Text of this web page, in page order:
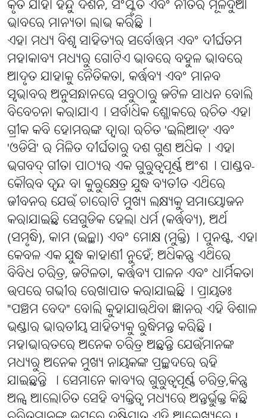
କୃତି ଯାହା ହିନ୍ଦୁ ଦର୍ଶନ, ସଂସ୍କୃତି ଏବଂ ନୀତିର ମୂଳଦୁଆ
ଭାବରେ ମାନ୍ୟତା ଲାଭ କରିଛି୤
ଏହା ମଧ୍ୟ ବିଶ୍ୱ ସାହିତ୍ୟର ସର୍ବୋତ୍ତମ ଏବଂ ଦୀର୍ଘତମ
ମହାକାବ୍ୟ ମଧ୍ୟରୁ ଗୋଟିଏ ଭାବରେ ବହୁଳ ଭାବରେ
ଆଦୃତ ଯାହାକୁ ନୈତିକତା, କର୍ତ୍ତବ୍ୟ ଏବଂ ମାନବ
ସ୍ୱଭାବର ଅନୁସନ୍ଧାନରେ ସବୁଠାରୁ ଜଟିଳ ସାଧନ ବୋଲି
ବିବେଚନା କରାଯାଏ୤ ସର୍ବାଧିକ ଶ୍ଳୋକରେ ରଚିତ ଏହା
ଗ୍ରୀକ କବି ହୋମରଙ୍କ ଦ୍ୱାରା ରଚିତ 'ଇଲିଆଡ୍' ଏବଂ
'ଓଡିସି' ର ମିଳିତ ଦୀର୍ଘତାରୁ ଦଶ ଗୁଣ ଅଧିକ୤ ଏହା
ଭଗବଦ୍ ଗୀତା ପାଠ୍ୟର ଏକ ଗୁରୁତ୍ୱପୂର୍ଣ୍ଣ ଅଂଶ୤ ପାଣ୍ଡବ-
କୌରବ ଦ୍ୱନ୍ଦ ବା କୁରୁକ୍ଷେତ୍ର ଯୁଦ୍ଧ ବ୍ୟତୀତ ଏଥିରେ
ଜୀବନର ଯେଉଁ ଚାରୋଟି ମୁଖ୍ୟ ଲକ୍ଷ୍ୟକୁ ସମIୟୋଜନ
କରାଯାଇଛି ସେଗୁଡିକ ହେଲା ଧର୍ମ (କର୍ତ୍ତବ୍ୟ), ଅର୍ଥ
(ସମୃଦ୍ଧି), କାମ (ଇଚ୍ଛା) ଏବଂ ମୋକ୍ଷ (ମୁକ୍ତି)୤ ପୁନଶ୍ଚ, ଏହା
କେବଳ ଏକ ଯୁଦ୍ଧ କାହାଣୀ ନୁହେଁ; ଅଧିକନ୍ତୁ ଏଥିରେ
ବିବିଧ ଚରିତ୍ର, ଜଟିଳତା, କର୍ତ୍ତବ୍ୟ ପାଳନ ଏବଂ ଧାର୍ମିକତା
ଉପରେ ଗଭୀର ରେଖାପାତ କରାଯାଇଛି୤ ପ୍ରାୟତଃ
"ପଞ୍ଚମ ବେଦ" ବୋଲି କୁହାଯାଉଥିବା ଜ୍ଞାନର ଏହି ବିଶାଳ
ଭଣ୍ଡାର ଭାରତୀୟ ସାହିତ୍ୟକୁ ରୁଦ୍ଧିମନ୍ତ କରିଛି I
ମହାଭାରତରେ ଅନେକ ଚରିତ୍ର ଅଛନ୍ତି ଯେଉଁମାନଙ୍କ
ମଧ୍ୟରୁ ଅନେକ ମୁଖ୍ୟ ନାୟକଙ୍କ ପ୍ରଚ୍ଛଦରେ ରହି
ଯାଇଛନ୍ତି । ସେମାନେ କାବ୍ୟର ଗୁରୁତ୍ୱପୂର୍ଣ୍ଣ ଚରିତ୍ର,କିନ୍ତୁ
ଅଳ୍ପ ଆଲୋଚିତ ସେହି ବ୍ୟକ୍ତିତ୍ୱ ମଧ୍ୟରେ ଅନ୍ତର୍ଭୁକ୍ତ କିଛି